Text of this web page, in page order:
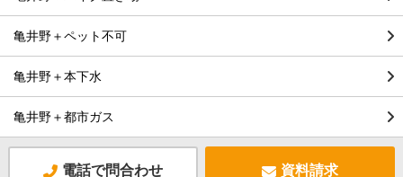
亀井野＋ペット不可
亀井野＋本下水
亀井野＋都市ガス
電話で問合わせ 資料請求